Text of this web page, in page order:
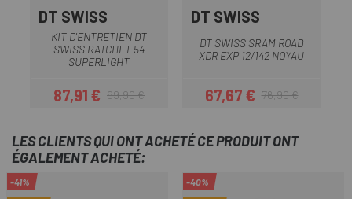
DT SWISS
KIT D'ENTRETIEN DT
SWISS RATCHET 54
SUPERLIGHT
Prix
87,91 €Prix habituel
99,90 €
DT SWISS
DT SWISS SRAM ROAD
XDR EXP 12/142 NOYAU
Prix
67,67 €Prix habituel
76,90 €
LES CLIENTS QUI ONT ACHETÉ CE PRODUIT ONT
ÉGALEMENT ACHETÉ:
-41% -40%